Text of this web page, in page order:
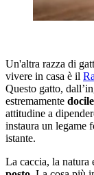
Un'altra razza di
vivere in casa è il
Questo gatto,
estremamente
attitudine a
instaura un legame
istante.
La caccia, la natura